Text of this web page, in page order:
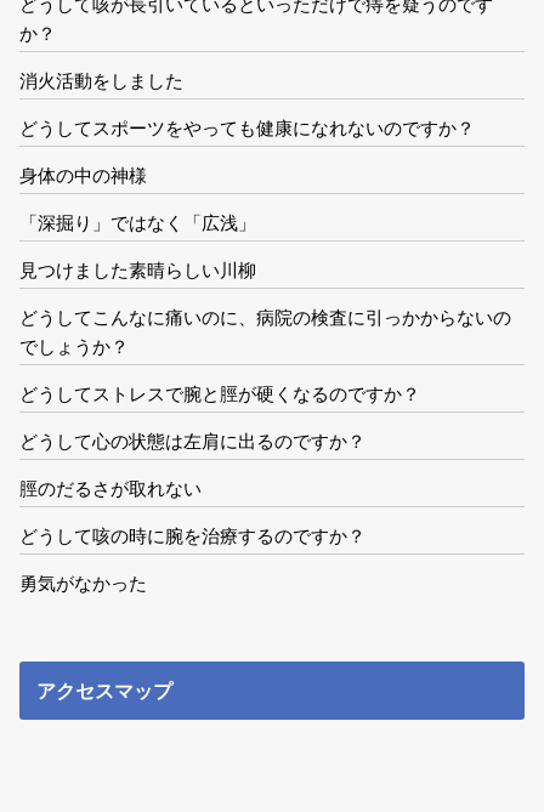
どうして咳が長引いているといっただけで痔を疑うのです
か？
消火活動をしました
どうしてスポーツをやっても健康になれないのですか？
身体の中の神様
「深掘り」ではなく「広浅」
見つけました素晴らしい川柳
どうしてこんなに痛いのに、病院の検査に引っかからないの
でしょうか？
どうしてストレスで腕と脛が硬くなるのですか？
どうして心の状態は左肩に出るのですか？
脛のだるさが取れない
どうして咳の時に腕を治療するのですか？
勇気がなかった
アクセスマップ